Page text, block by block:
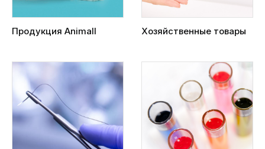
Продукция Animall Хозяйственные товары